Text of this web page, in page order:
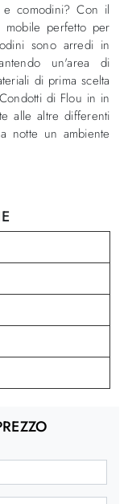
e comodini? Con il
perfetto per
sono arredi in
un'area di
di prima scelta
di Flou in in
alle altre differenti
notte un ambiente